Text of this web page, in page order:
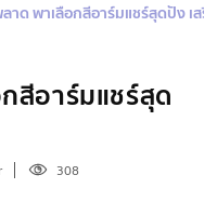
าด พาเลือกสีอาร์มแชร์สุดปัง เส
สีอาร์มแชร์สุด
308